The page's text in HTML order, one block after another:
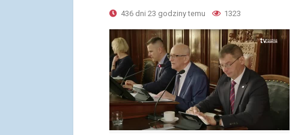
436 dni 23 godziny temu 1323